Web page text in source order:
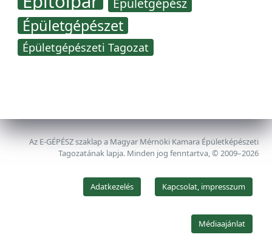
Épületgépész
Épületgépészet
Épületgépészeti Tagozat
Az E-GÉPÉSZ szaklap a Magyar Mérnöki Kamara Épületképészeti
Tagozatának lapja. Minden jog fenntartva, © 2009–2026
Adatkezelés Kapcsolat, impresszum
Médiaajánlat